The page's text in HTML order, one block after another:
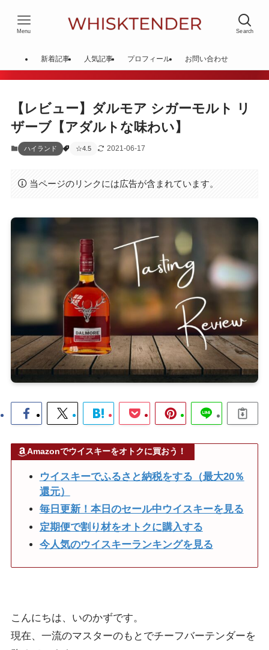
Search
Menu
新着記事 人気記事 プロフィール お問い合わせ
【レビュー】ダルモア シガーモルト リ
ザーブ【アダルトな味わい】
ハイランド ☆4.5 2021-06-17
当ページのリンクには広告が含まれています。
Amazonでウイスキーをオトクに買おう！
ウイスキーでふるさと納税をする（最大20％
還元）
毎日更新！本日のセール中ウイスキーを見る
定期便で割り材をオトクに購入する
今人気のウイスキーランキングを見る
こんにちは、いのかずです。
現在、一流のマスターのもとでチーフバーテンダーを